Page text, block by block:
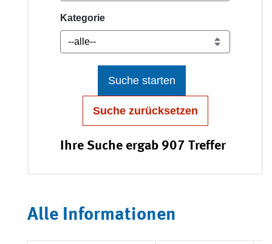
Kategorie
Suche starten
Suche zurücksetzen
Ihre Suche ergab 907 Treffer
Alle Informationen